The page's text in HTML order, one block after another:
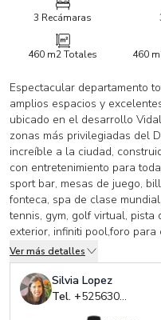
3 Recámaras
460 m2Totales 460
Espectacular departamento
amplios espacios y
ubicado en el desarrollo
zonas más privilegiadas del
increíble a la ciudad,
con entretenimiento para
sport bar, mesas de juego,
fonteca, spa de clase
tennis, gym, golf virtual, pista
exterior, infiniti pool,foro
talleres, ballet, karate e
de estimulación, video
estricta vigilancia las 24 hrs. SL
“El precio mostrado no
compraventa, así como
Ver más detalles
Silvia Lopez
Tel. +525630005261